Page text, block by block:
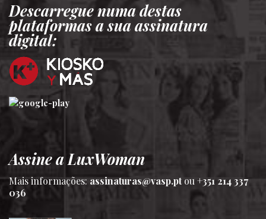
Descarregue numa destas
plataformas a sua assinatura
digital:
Assine a LuxWoman
Mais informações:assinaturas@vasp.ptou +351 214 337
036